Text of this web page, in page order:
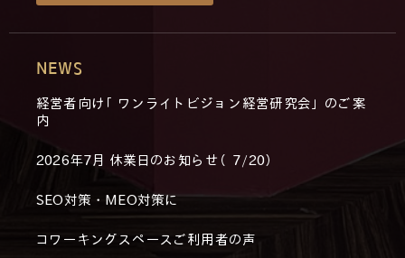
NEWS
経営者向け「ワンライトビジョン経営研究会」のご案
内
2026年7月 休業日のお知らせ（7/20）
SEO対策・MEO対策に
コワーキングスペースご利用者の声